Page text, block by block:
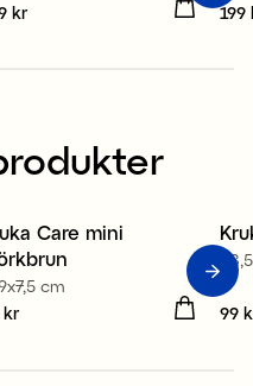
:139 kr
kr Pris
199
NyhetCare mini
cm
:
kr Pris
99